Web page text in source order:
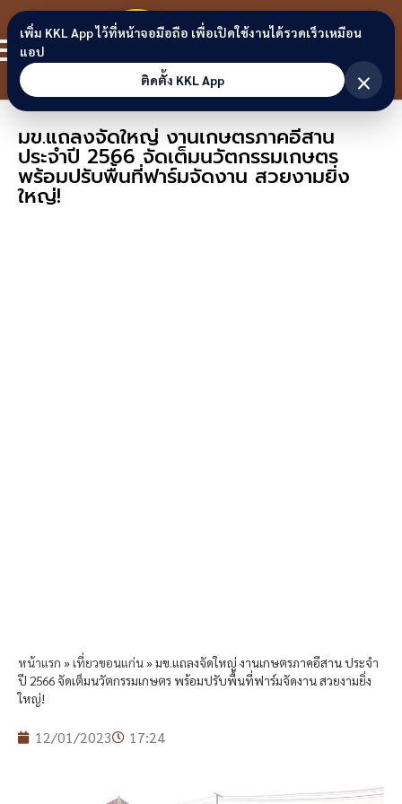
Skip to content
ขอนแก่น
ลิงก์
มข.แถลงจัดใหญ่ งานเกษตรภาคอีสาน
ประจำปี 2566 จัดเต็มนวัตกรรมเกษตร
พร้อมปรับพื้นที่ฟาร์มจัดงาน สวยงามยิ่ง
ใหญ่!
หน้าแรก »เที่ยวขอนแก่น»มข.แถลงจัดใหญ่ งานเกษตรภาคอีสาน ประจำ
ปี 2566 จัดเต็มนวัตกรรมเกษตร พร้อมปรับพื้นที่ฟาร์มจัดงาน สวยงามยิ่ง
ใหญ่!
12/01/2023 17:24
เพิ่ม KKL App ไว้ที่หน้าจอมือถือ เพื่อเปิดใช้งานได้รวดเร็วเหมือน
แอป
ติดตั้ง KKL App
×